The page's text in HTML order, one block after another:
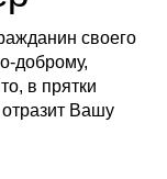
своего
доброму,
в прятки
отразит Вашу